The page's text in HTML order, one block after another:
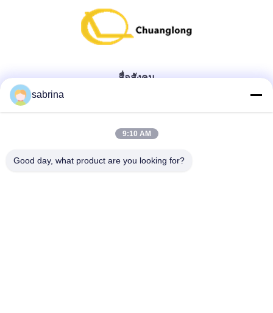
สื่อสังคม
ติดต่อด่วน
sabrina
9:10 AM
Good day, what product are you looking for?